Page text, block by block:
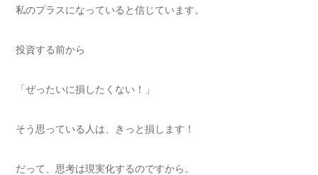
私のプラスになっていると信じています。
投資する前から
「ぜったいに損したくない！」
そう思っている人は、きっと損します！
だって、思考は現実化するのですから。